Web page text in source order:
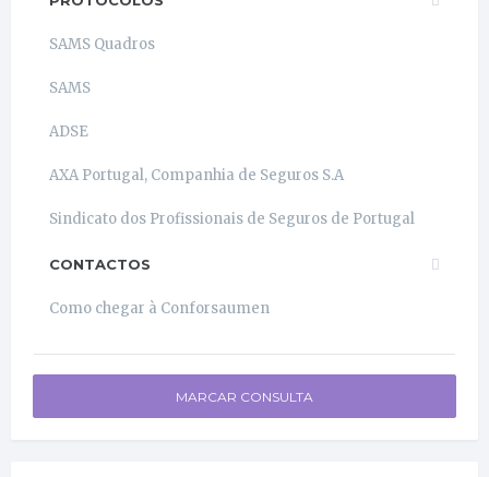
SAMS Quadros
SAMS
ADSE
AXA Portugal, Companhia de Seguros S.A
Sindicato dos Profissionais de Seguros de Portugal
CONTACTOS
Como chegar à Conforsaumen
MARCAR CONSULTA